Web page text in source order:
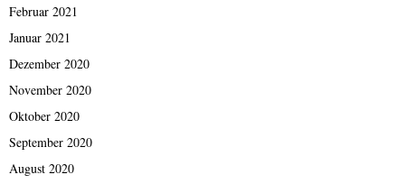
Februar 2021
Januar 2021
Dezember 2020
November 2020
Oktober 2020
September 2020
August 2020